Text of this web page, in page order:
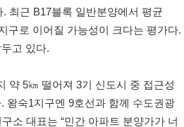
최근 B17블록 일반분양에서 평균
구로 이어질 가능성이 크다는 평가다.
고 있다.
약 5㎞ 떨어져 3기 신도시 중 접근성
왕숙1지구엔 9호선과 함께 수도권광
소 대표는 “민간 아파트 분양가가 너